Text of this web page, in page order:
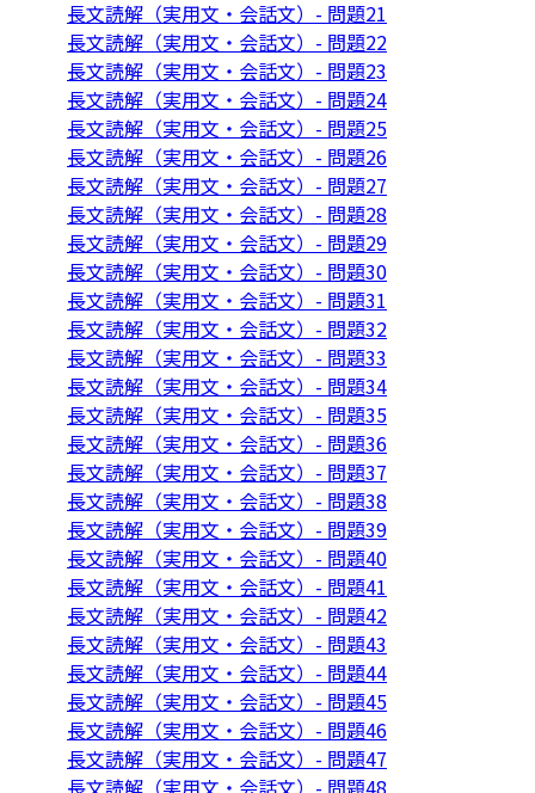
長文読解（実用文・会話文）- 問題21
長文読解（実用文・会話文）- 問題22
長文読解（実用文・会話文）- 問題23
長文読解（実用文・会話文）- 問題24
長文読解（実用文・会話文）- 問題25
長文読解（実用文・会話文）- 問題26
長文読解（実用文・会話文）- 問題27
長文読解（実用文・会話文）- 問題28
長文読解（実用文・会話文）- 問題29
長文読解（実用文・会話文）- 問題30
長文読解（実用文・会話文）- 問題31
長文読解（実用文・会話文）- 問題32
長文読解（実用文・会話文）- 問題33
長文読解（実用文・会話文）- 問題34
長文読解（実用文・会話文）- 問題35
長文読解（実用文・会話文）- 問題36
長文読解（実用文・会話文）- 問題37
長文読解（実用文・会話文）- 問題38
長文読解（実用文・会話文）- 問題39
長文読解（実用文・会話文）- 問題40
長文読解（実用文・会話文）- 問題41
長文読解（実用文・会話文）- 問題42
長文読解（実用文・会話文）- 問題43
長文読解（実用文・会話文）- 問題44
長文読解（実用文・会話文）- 問題45
長文読解（実用文・会話文）- 問題46
長文読解（実用文・会話文）- 問題47